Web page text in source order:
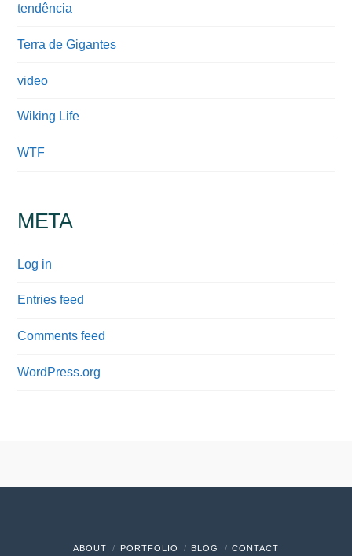
tendência
Terra de Gigantes
video
Wiking Life
WTF
META
Log in
Entries feed
Comments feed
WordPress.org
ABOUT PORTFOLIO BLOG CONTACT